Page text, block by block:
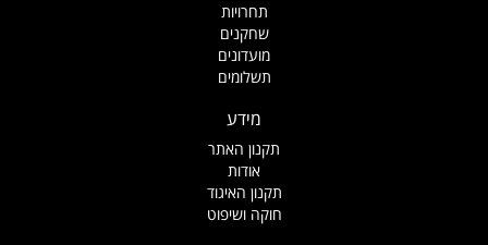
תחרויות
שחקנים
מועדונים
תשלומים
מידע
תקנון האתר
אודות
תקנון האיגוד
חוקה ושיפוט